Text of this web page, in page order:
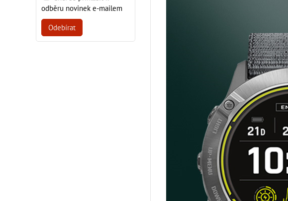
odběru novinek e-mailem
Odebírat